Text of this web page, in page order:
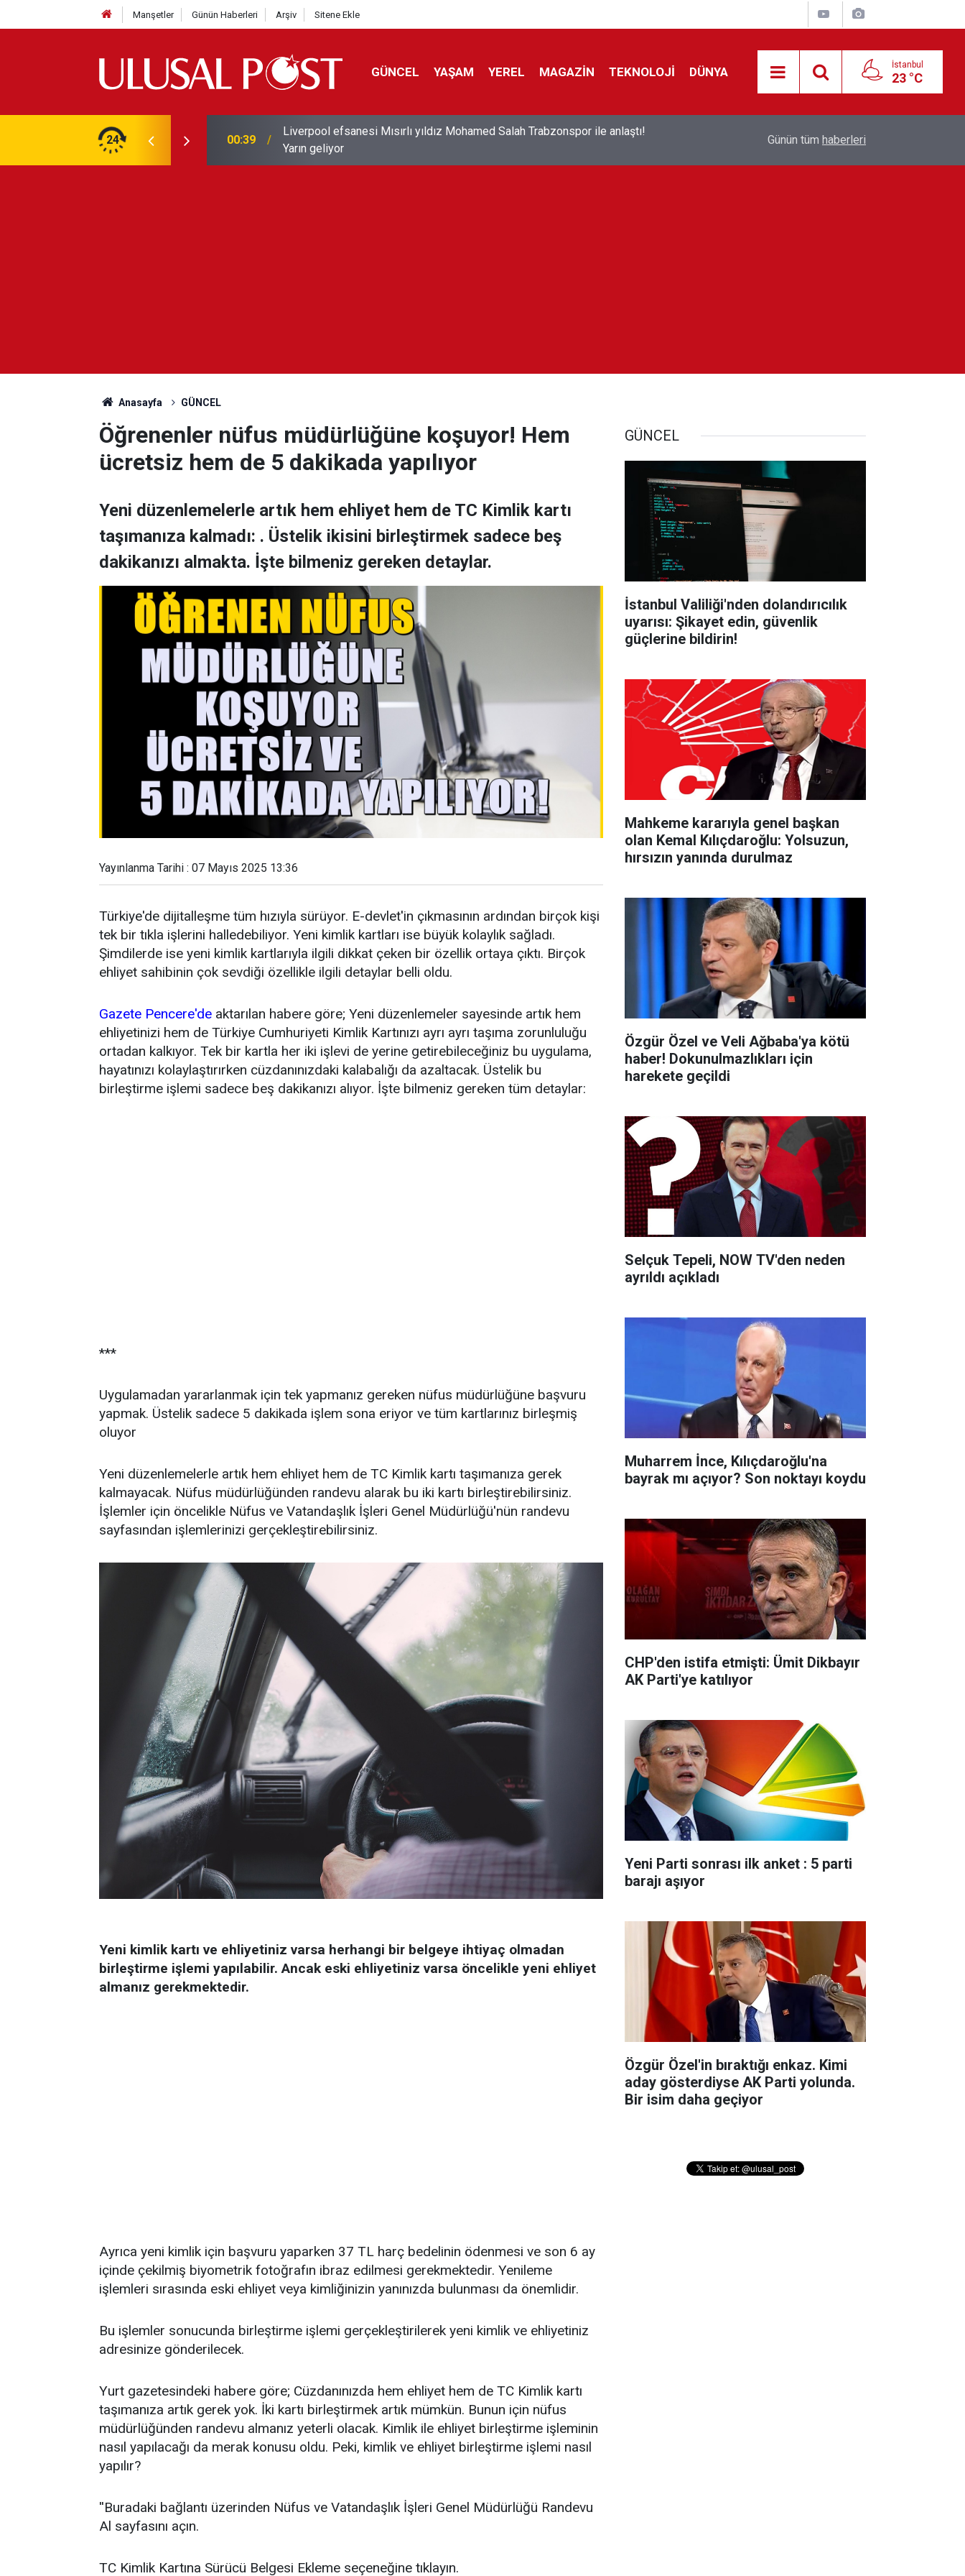
Manşetler Günün Haberleri Arşiv Sitene Ekle
GÜNCEL YAŞAM YEREL MAGAZİN TEKNOLOJİ DÜNYA İstanbul
23 °C
24 00:39
Liverpool efsanesi Mısırlı yıldız Mohamed Salah Trabzonspor ile anlaştı!
Yarın geliyor
Feridun Düzağaç sahnelere ara verdi: ''En az
Günün tüm haberleri
Anasayfa GÜNCEL
Öğrenenler nüfus müdürlüğüne koşuyor! Hem
ücretsiz hem de 5 dakikada yapılıyor
Yeni düzenlemelerle artık hem ehliyet hem de TC Kimlik kartı
taşımanıza kalmadı: . Üstelik ikisini birleştirmek sadece beş
dakikanızı almakta. İşte bilmeniz gereken detaylar.
Yayınlanma Tarihi : 07 Mayıs 2025 13:36
Türkiye'de dijitalleşme tüm hızıyla sürüyor. E-devlet'in çıkmasının ardından birçok kişi
tek bir tıkla işlerini halledebiliyor. Yeni kimlik kartları ise büyük kolaylık sağladı.
Şimdilerde ise yeni kimlik kartlarıyla ilgili dikkat çeken bir özellik ortaya çıktı. Birçok
ehliyet sahibinin çok sevdiği özellikle ilgili detaylar belli oldu.
Gazete Pencere'de aktarılan habere göre; Yeni düzenlemeler sayesinde artık hem
ehliyetinizi hem de Türkiye Cumhuriyeti Kimlik Kartınızı ayrı ayrı taşıma zorunluluğu
ortadan kalkıyor. Tek bir kartla her iki işlevi de yerine getirebileceğiniz bu uygulama,
hayatınızı kolaylaştırırken cüzdanınızdaki kalabalığı da azaltacak. Üstelik bu
birleştirme işlemi sadece beş dakikanızı alıyor. İşte bilmeniz gereken tüm detaylar:
***
Uygulamadan yararlanmak için tek yapmanız gereken nüfus müdürlüğüne başvuru
yapmak. Üstelik sadece 5 dakikada işlem sona eriyor ve tüm kartlarınız birleşmiş
oluyor
Yeni düzenlemelerle artık hem ehliyet hem de TC Kimlik kartı taşımanıza gerek
kalmayacak. Nüfus müdürlüğünden randevu alarak bu iki kartı birleştirebilirsiniz.
İşlemler için öncelikle Nüfus ve Vatandaşlık İşleri Genel Müdürlüğü'nün randevu
sayfasından işlemlerinizi gerçekleştirebilirsiniz.
Yeni kimlik kartı ve ehliyetiniz varsa herhangi bir belgeye ihtiyaç olmadan
birleştirme işlemi yapılabilir. Ancak eski ehliyetiniz varsa öncelikle yeni ehliyet
almanız gerekmektedir.
Ayrıca yeni kimlik için başvuru yaparken 37 TL harç bedelinin ödenmesi ve son 6 ay
içinde çekilmiş biyometrik fotoğrafın ibraz edilmesi gerekmektedir. Yenileme
işlemleri sırasında eski ehliyet veya kimliğinizin yanınızda bulunması da önemlidir.
Bu işlemler sonucunda birleştirme işlemi gerçekleştirilerek yeni kimlik ve ehliyetiniz
adresinize gönderilecek.
Yurt gazetesindeki habere göre; Cüzdanınızda hem ehliyet hem de TC Kimlik kartı
taşımanıza artık gerek yok. İki kartı birleştirmek artık mümkün. Bunun için nüfus
müdürlüğünden randevu almanız yeterli olacak. Kimlik ile ehliyet birleştirme işleminin
nasıl yapılacağı da merak konusu oldu. Peki, kimlik ve ehliyet birleştirme işlemi nasıl
yapılır?
''Buradaki bağlantı üzerinden Nüfus ve Vatandaşlık İşleri Genel Müdürlüğü Randevu
Al sayfasını açın.
TC Kimlik Kartına Sürücü Belgesi Ekleme seçeneğine tıklayın.
GÜNCEL
İstanbul Valiliği'nden dolandırıcılık
uyarısı: Şikayet edin, güvenlik
güçlerine bildirin!
Mahkeme kararıyla genel başkan
olan Kemal Kılıçdaroğlu: Yolsuzun,
hırsızın yanında durulmaz
Özgür Özel ve Veli Ağbaba'ya kötü
haber! Dokunulmazlıkları için
harekete geçildi
Selçuk Tepeli, NOW TV'den neden
ayrıldı açıkladı
Muharrem İnce, Kılıçdaroğlu'na
bayrak mı açıyor? Son noktayı koydu
CHP'den istifa etmişti: Ümit Dikbayır
AK Parti'ye katılıyor
Yeni Parti sonrası ilk anket : 5 parti
barajı aşıyor
Özgür Özel'in bıraktığı enkaz. Kimi
aday gösterdiyse AK Parti yolunda.
Bir isim daha geçiyor